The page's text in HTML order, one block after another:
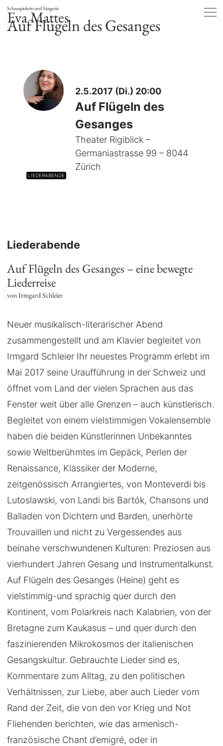
Schauspielerin und Sängerin
Eva Mattes
Auf Flügeln des Gesanges
LIEDERABENDE
2.5.2017 (Di.) 20:00
Auf Flügeln des
Gesanges
Theater Rigiblick –
Germaniastrasse 99 – 8044
Zürich
Liederabende
Auf Flügeln des Gesanges – eine bewegte
Liederreise
von Irmgard Schleier
Neuer musikalisch-literarischer Abend
zusammengestellt und am Klavier begleitet von
Irmgard Schleier Ihr neuestes Programm erlebt im
Mai 2017 seine Uraufführung in der Schweiz und
öffnet vom Land der vielen Sprachen aus das
Fenster weit über alle Grenzen – auch künstlerisch.
Begleitet von einem vielstimmigen Vokalensemble
haben die beiden Künstlerinnen Unbekanntes
sowie Weltberühmtes im Gepäck, Perlen der
Renaissance, Klassiker der Moderne,
zeitgenössisch Arrangiertes, von Monteverdi bis
Lutoslawski, von Landi bis Bartók, Chansons und
Balladen von Dichtern und Barden, unerhörte
Trouvaillen und nicht zu Vergessendes aus
beinahe verschwundenen Kulturen: Preziosen aus
vierhundert Jahren Gesang und Instrumentalkunst.
Auf Flügeln des Gesanges (Heine) geht es
vielstimmig-und sprachig quer durch den
Kontinent, vom Polarkreis nach Kalabrien, von der
Bretagne zum Kaukasus – und quer durch den
faszinierenden Mikrokosmos der italienischen
Gesangskultur. Gebrauchte Lieder sind es,
Kommentare zum Alltag, zu den politischen
Verhältnissen, zur Liebe, aber auch Lieder vom
Rand der Zeit, die von den vor Krieg und Not
Fliehenden berichten, wie das armenisch-
französische Chant d’emigré, oder in